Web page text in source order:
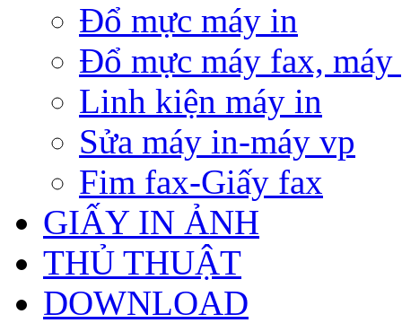
Đổ mực máy in
Đổ mực máy fax, máy
Linh kiện máy in
Sửa máy in-máy vp
Fim fax-Giấy fax
GIẤY IN ẢNH
THỦ THUẬT
DOWNLOAD